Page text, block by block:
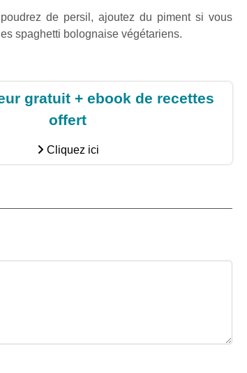
de persil, ajoutez du piment si vous
spaghetti bolognaise végétariens.
gratuit + ebook de recettes
offert
Cliquez ici